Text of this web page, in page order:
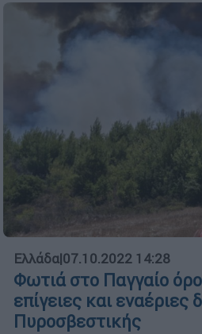
Ελλάδα|07.10.2022 14:28
Φωτιά στο Παγγαίο
επίγειες και εναέριες
Πυροσβεστικής